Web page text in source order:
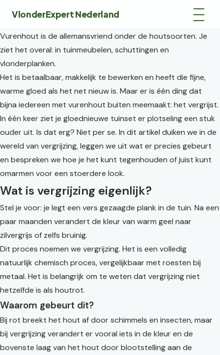
VlonderExpert Nederland
Vurenhout is de allemansvriend onder de houtsoorten. Je
ziet het overal: in tuinmeubelen, schuttingen en
vlonderplanken.
Het is betaalbaar, makkelijk te bewerken en heeft die fijne,
warme gloed als het net nieuw is. Maar er is één ding dat
bijna iedereen met vurenhout buiten meemaakt: het vergrijst.
In één keer ziet je gloednieuwe tuinset er plotseling een stuk
ouder uit. Is dat erg? Niet per se. In dit artikel duiken we in de
wereld van vergrijzing, leggen we uit wat er precies gebeurt
en bespreken we hoe je het kunt tegenhouden of juist kunt
omarmen voor een stoerdere look.
Wat is vergrijzing eigenlijk?
Stel je voor: je legt een vers gezaagde plank in de tuin. Na een
paar maanden verandert de kleur van warm geel naar
zilvergrijs of zelfs bruinig.
Dit proces noemen we vergrijzing. Het is een volledig
natuurlijk chemisch proces, vergelijkbaar met roesten bij
metaal. Het is belangrijk om te weten dat vergrijzing niet
hetzelfde is als houtrot.
Waarom gebeurt dit?
Bij rot breekt het hout af door schimmels en insecten, maar
bij vergrijzing verandert er vooral iets in de kleur en de
bovenste laag van het hout door blootstelling aan de